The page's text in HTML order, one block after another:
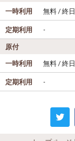
一時利用
無料 / 終日
定期利用 -
原付
一時利用
無料 / 終日
定期利用 -